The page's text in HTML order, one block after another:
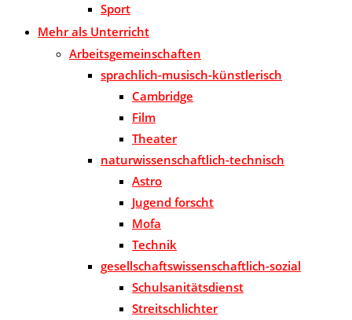
Sport
Mehr als Unterricht
Arbeitsgemeinschaften
sprachlich-musisch-künstlerisch
Cambridge
Film
Theater
naturwissenschaftlich-technisch
Astro
Jugend forscht
Mofa
Technik
gesellschaftswissenschaftlich-sozial
Schulsanitätsdienst
Streitschlichter